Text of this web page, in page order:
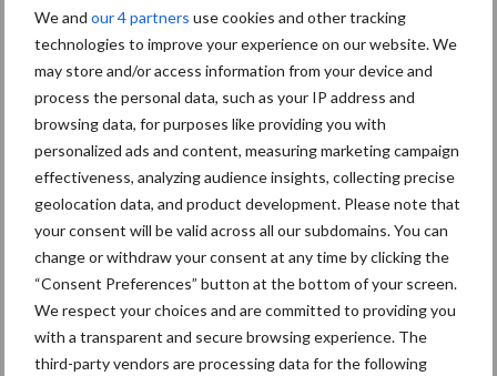
We and our 4 partners use cookies and other tracking
technologies to improve your experience on our website. We
may store and/or access information from your device and
process the personal data, such as your IP address and
browsing data, for purposes like providing you with
personalized ads and content, measuring marketing campaign
effectiveness, analyzing audience insights, collecting precise
geolocation data, and product development. Please note that
your consent will be valid across all our subdomains. You can
change or withdraw your consent at any time by clicking the
“Consent Preferences” button at the bottom of your screen.
We respect your choices and are committed to providing you
with a transparent and secure browsing experience. The
third-party vendors are processing data for the following
Primaire
Sidebar
Recent nieuws Partner nieuws
6 aug
"Hoge verwachtingen van schijven
voor kouters"
Toon meer